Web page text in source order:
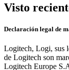
Visto
Declaración legal de
Logitech, Logi, sus
de Logitech son
Logitech Europe